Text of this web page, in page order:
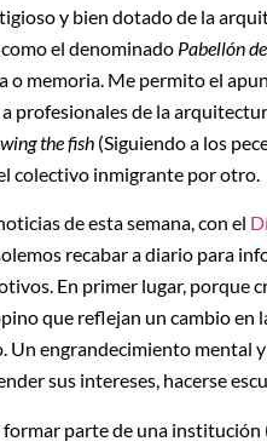
y bien dotado de la
el denominado Pabellón
o memoria. Me permito el
profesionales de la
the fish (Siguiendo a los
colectivo inmigrante por otro.
de esta semana, con el
recabar a diario para
En primer lugar, porque
que reflejan un cambio en
Un engrandecimiento
sus intereses, hacerse
formar parte de una institución